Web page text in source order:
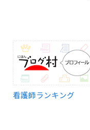
看護師ランキング